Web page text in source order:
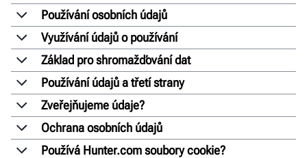
Používání osobních údajů
Využívání údajů o používání
Základ pro shromažďování dat
Používání údajů a třetí strany
Zveřejňujeme údaje?
Ochrana osobních údajů
Používá Hunter.com soubory cookie?